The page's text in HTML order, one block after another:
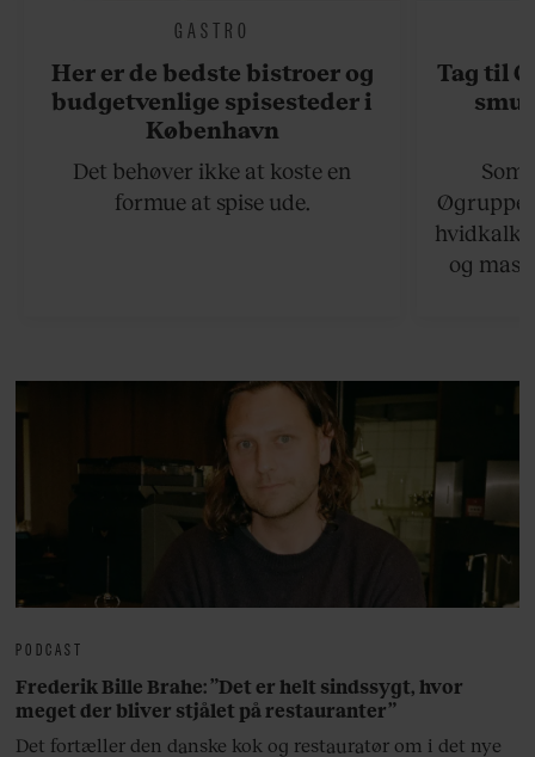
GASTRO
Her er de bedste bistroer og
budgetvenlige spisesteder i
København
Det behøver ikke at koste en
formue at spise ude.
Tag til
og
PODCAST
Frederik Bille Brahe: ”Det er helt sindssygt, hvor
meget der bliver stjålet på restauranter”
Det fortæller den danske kok og restauratør om i det nye